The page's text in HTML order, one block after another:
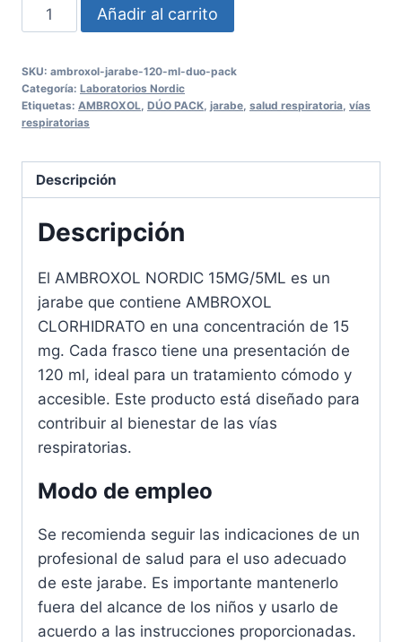
AMBROXOL
NORDIC
JARABE
DÚO
PACK
120
ml
cantidad
Añadir al carrito
SKU: ambroxol-jarabe-120-ml-duo-pack
Categoría: Laboratorios Nordic
Etiquetas: AMBROXOL DÚO PACK jarabe salud respiratoria vías
respiratorias
Descripción
Descripción
El AMBROXOL NORDIC 15MG/5ML es un
jarabe que contiene AMBROXOL
CLORHIDRATO en una concentración de 15
mg. Cada frasco tiene una presentación de
120 ml, ideal para un tratamiento cómodo y
accesible. Este producto está diseñado para
contribuir al bienestar de las vías
respiratorias.
Modo de empleo
Se recomienda seguir las indicaciones de un
profesional de salud para el uso adecuado
de este jarabe. Es importante mantenerlo
fuera del alcance de los niños y usarlo de
acuerdo a las instrucciones proporcionadas.